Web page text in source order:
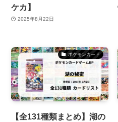
ケカ】
2025年8月22日
ポケモンカード
【全131種類まとめ】湖の